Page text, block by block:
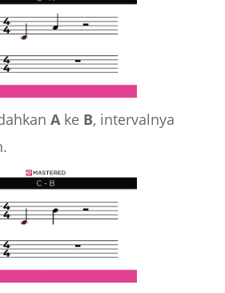
Ake B, intervalnya